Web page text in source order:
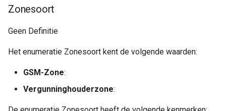
Zonesoort
Geen Definitie
Het enumeratie Zonesoort kent de volgende waarden:
GSM-Zone:
Vergunninghouderzone: